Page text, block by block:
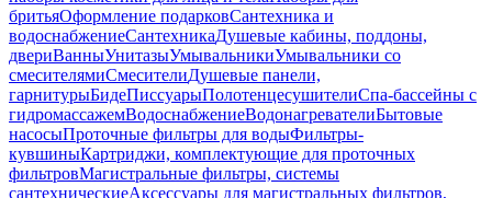
бритьяОформление подарковСантехника и
водоснабжениеСантехникаДушевые кабины, поддоны,
двериВанныУнитазыУмывальникиУмывальники со
смесителямиСмесителиДушевые панели,
гарнитурыБидеПиссуарыПолотенцесушителиСпа-бассейны с
гидромассажемВодоснабжениеВодонагревателиБытовые
насосыПроточные фильтры для водыФильтры-
кувшиныКартриджи, комплектующие для проточных
фильтровМагистральные фильтры, системы
сантехническиеАксессуары для магистральных фильтров,